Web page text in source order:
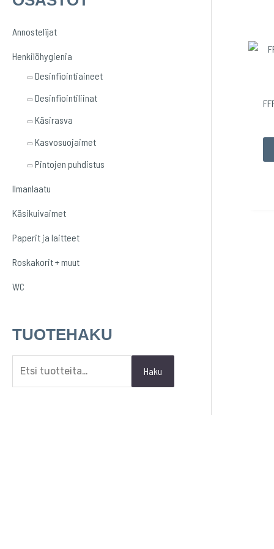
Annostelijat
Henkilöhygienia
Desinfiointiaineet
Desinfiointiliinat
Käsirasva
Kasvosuojaimet
Pintojen puhdistus
Ilmanlaatu
Käsikuivaimet
Paperit ja laitteet
Roskakorit + muut
WC
TUOTEHAKU
s
i
Haku